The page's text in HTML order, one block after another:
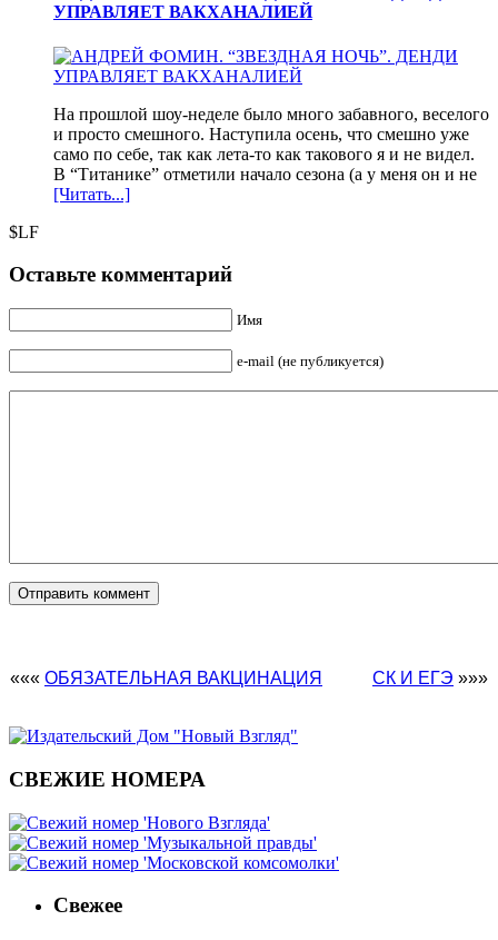
УПРАВЛЯЕТ ВАКХАНАЛИЕЙ
На прошлой шоу-неделе было много забавного, веселого
и просто смешного. Наступила осень, что смешно уже
само по себе, так как лета-то как такового я и не видел.
В “Титанике” отметили начало сезона (а у меня он и не
[Читать...]
$LF
Оставьте комментарий
Имя
e-mail (не публикуется)
««« ОБЯЗАТЕЛЬНАЯ ВАКЦИНАЦИЯ СК И ЕГЭ »»»
СВЕЖИЕ НОМЕРА
Свежее